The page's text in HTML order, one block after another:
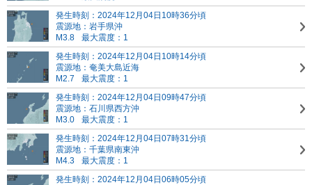
発生時刻：2024年12月04日10時36分頃
震源地：岩手県沖
M3.8
最大震度：1
発生時刻：2024年12月04日10時14分頃
震源地：奄美大島近海
M2.7
最大震度：1
発生時刻：2024年12月04日09時47分頃
震源地：石川県西方沖
M3.0
最大震度：1
発生時刻：2024年12月04日07時31分頃
震源地：千葉県南東沖
M4.3
最大震度：1
発生時刻：2024年12月04日06時05分頃